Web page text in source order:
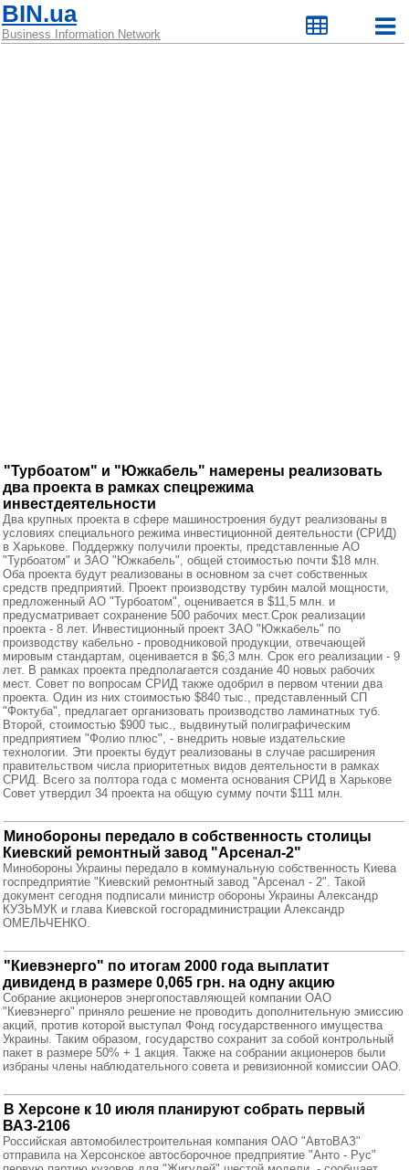
BIN.ua
Business Information Network
"Турбоатом" и "Южкабель" намерены реализовать
два проекта в рамках спецрежима
инвестдеятельности
Два крупных проекта в сфере машиностроения будут реализованы в
условиях специального режима инвестиционной деятельности (СРИД)
в Харькове. Поддержку получили проекты, представленные АО
"Турбоатом" и ЗАО "Южкабель", общей стоимостью почти $18 млн.
Оба проекта будут реализованы в основном за счет собственных
средств предприятий. Проект производству турбин малой мощности,
предложенный АО "Турбоатом", оценивается в $11,5 млн. и
предусматривает сохранение 500 рабочих мест.Срок реализации
проекта - 8 лет. Инвестиционный проект ЗАО "Южкабель" по
производству кабельно - проводниковой продукции, отвечающей
мировым стандартам, оценивается в $6,3 млн. Срок его реализации - 9
лет. В рамках проекта предполагается создание 40 новых рабочих
мест. Совет по вопросам СРИД также одобрил в первом чтении два
проекта. Один из них стоимостью $840 тыс., представленный СП
"Фоктуба", предлагает организовать производство ламинатных туб.
Второй, стоимостью $900 тыс., выдвинутый полиграфическим
предприятием "Фолио плюс", - внедрить новые издательские
технологии. Эти проекты будут реализованы в случае расширения
правительством числа приоритетных видов деятельности в рамках
СРИД. Всего за полтора года с момента основания СРИД в Харькове
Совет утвердил 34 проекта на общую сумму почти $111 млн.
Минобороны передало в собственность столицы
Киевский ремонтный завод "Арсенал-2"
Минобороны Украины передало в коммунальную собственность Киева
госпредприятие "Киевский ремонтный завод "Арсенал - 2". Такой
документ сегодня подписали министр обороны Украины Александр
КУЗЬМУК и глава Киевской госгорадминистрации Александр
ОМЕЛЬЧЕНКО.
"Киевэнерго" по итогам 2000 года выплатит
дивиденд в размере 0,065 грн. на одну акцию
Собрание акционеров энергопоставляющей компании ОАО
"Киевэнерго" приняло решение не проводить дополнительную эмиссию
акций, против которой выступал Фонд государственного имущества
Украины. Таким образом, государство сохранит за собой контрольный
пакет в размере 50% + 1 акция. Также на собрании акционеров были
избраны члены наблюдательного совета и ревизионной комиссии ОАО.
В Херсоне к 10 июля планируют собрать первый
ВАЗ-2106
Российская автомобилестроительная компания ОАО "АвтоВАЗ"
отправила на Херсонское автосборочное предприятие "Анто - Рус"